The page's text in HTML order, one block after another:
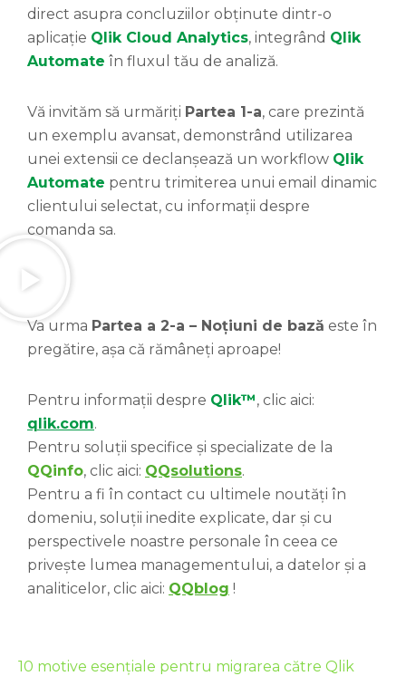
direct asupra concluziilor obținute dintr-o
aplicație Qlik Cloud Analytics, integrând Qlik
Automate în fluxul tău de analiză.
Vă invităm să urmăriți Partea 1-a, care prezintă
un exemplu avansat, demonstrând utilizarea
unei extensii ce declanșează un workflow Qlik
Automate pentru trimiterea unui email dinamic
clientului selectat, cu informații despre
comanda sa.
Va urma Partea a 2-a – Noțiuni de bază este în
pregătire, așa că rămâneți aproape!
Pentru informații despre Qlik™, clic aici:
qlik.com.
Pentru soluții specifice și specializate de la
QQinfo, clic aici: QQsolutions.
Pentru a fi în contact cu ultimele noutăți în
domeniu, soluții inedite explicate, dar și cu
perspectivele noastre personale în ceea ce
privește lumea managementului, a datelor și a
analiticelor, clic aici: QQblog !
10 motive esențiale pentru migrarea către Qlik